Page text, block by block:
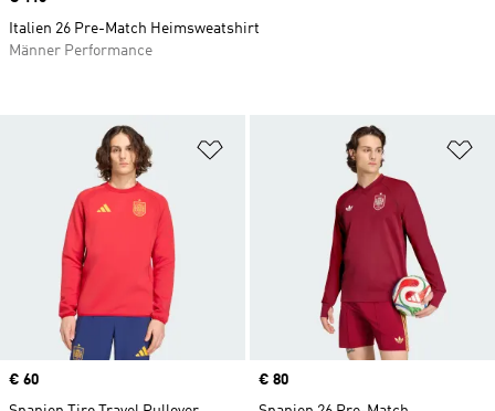
Zur Wunschliste hinzufügen
Price
€ 60
Price
€ 80
Italien 26 Pre-Match Heimsweatshirt
Männer Performance